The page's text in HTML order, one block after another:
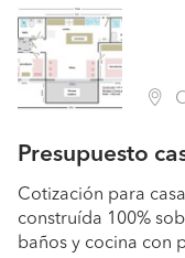
Presupuesto
Cotización para
construída 100%
baños y cocina con